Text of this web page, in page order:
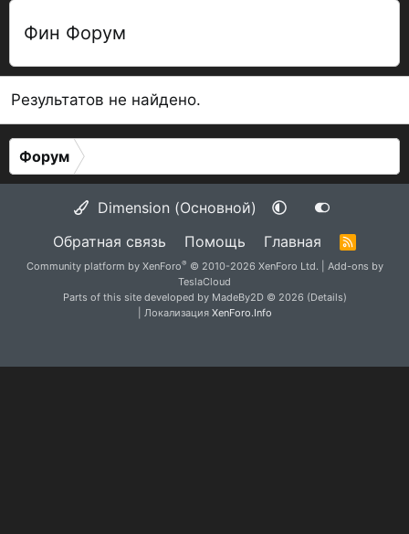
Фин Форум
Результатов не найдено.
Форум
Dimension (Основной)
Обратная связь
Помощь Главная
S
Community platform by XenForo® © 2010-2026 XenForo Ltd.
Add-ons by
TeslaCloud
Parts of this site developed by MadeBy2D © 2026 (Details)
| Локализация XenForo.Info